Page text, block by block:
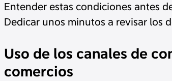
Entender estas condiciones antes
Dedicar unos minutos a revisar los
Uso de los canales de
comercios